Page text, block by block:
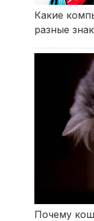
Какие
разные
Почему